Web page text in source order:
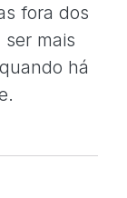
fora dos
mais
há